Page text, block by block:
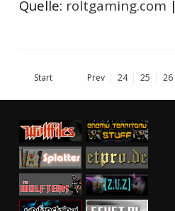
Quelle: roltgaming.com |
Start Prev 24 25 26